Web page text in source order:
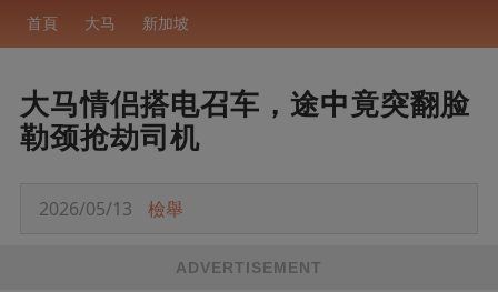
首頁 大马 新加坡
大马情侣搭电召车，途中竟突翻脸
勒颈抢劫司机
2026/05/13 檢舉
ADVERTISEMENT